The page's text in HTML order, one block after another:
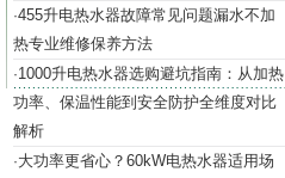
·455升电热水器故障常见问题漏水不加
热专业维修保养方法
·1000升电热水器选购避坑指南：从加热
功率、保温性能到安全防护全维度对比
解析
·大功率更省心？60kW电热水器适用场